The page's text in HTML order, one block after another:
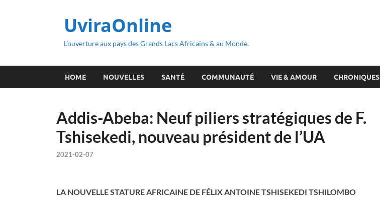
UviraOnline
L’ouverture aux pays des Grands Lacs Africains & au Monde.
HOME NOUVELLES SANTÉ COMMUNAUTÉ VIE & AMOUR CHRONIQUES
Addis-Abeba: Neuf piliers stratégiques de F.
Tshisekedi, nouveau président de l’UA
2021-02-07
LA NOUVELLE STATURE AFRICAINE DE FÉLIX ANTOINE TSHISEKEDI TSHILOMBO